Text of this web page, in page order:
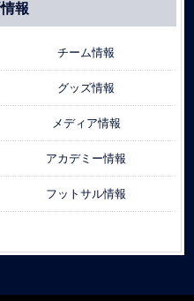
報
チーム情報
グッズ情報
メディア情報
アカデミー情報
フットサル情報